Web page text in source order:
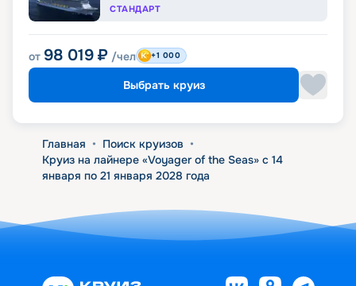
СТАНДАРТ
от 98 019 ₽ /чел +1 000
Выбрать круиз
Главная • Поиск круизов •
Круиз на лайнере «Voyager of the Seas» с 14
января по 21 января 2028 года